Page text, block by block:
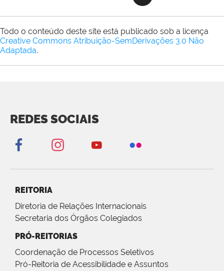
Todo o conteúdo deste site está publicado sob a licença
Creative Commons Atribuição-SemDerivações 3.0 Não
Adaptada.
REDES SOCIAIS
REITORIA
Diretoria de Relações Internacionais
Secretaria dos Órgãos Colegiados
PRÓ-REITORIAS
Coordenação de Processos Seletivos
Pró-Reitoria de Acessibilidade e Assuntos